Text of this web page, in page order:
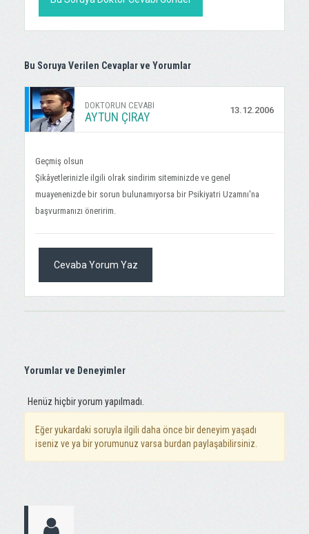
Bu Soruya Verilen Cevaplar ve Yorumlar
DOKTORUN CEVABI
AYTUN ÇIRAY 13.12.2006
Geçmiş olsun
Şikâyetlerinizle ilgili olrak sindirim siteminizde ve genel
muayenenizde bir sorun bulunamıyorsa bir Psikiyatri Uzamnı'na
başvurmanızı öneririm.
Cevaba Yorum Yaz
Yorumlar ve Deneyimler
Henüz hiçbir yorum yapılmadı.
Eğer yukardaki soruyla ilgili daha önce bir deneyim yaşadı
iseniz ve ya bir yorumunuz varsa burdan paylaşabilirsiniz.